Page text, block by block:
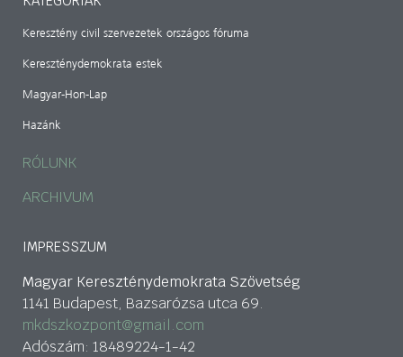
Keresztény civil szervezetek országos fóruma
Kereszténydemokrata estek
Magyar-Hon-Lap
Hazánk
RÓLUNK
ARCHIVUM
IMPRESSZUM
Magyar Kereszténydemokrata Szövetség
1141 Budapest, Bazsarózsa utca 69.
mkdszkozpont@gmail.com
Adószám: 18489224-1-42